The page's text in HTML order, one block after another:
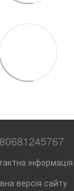
інформація
версія сайту